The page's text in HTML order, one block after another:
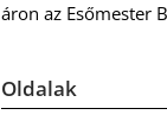
áron az Esőmester
Oldalak